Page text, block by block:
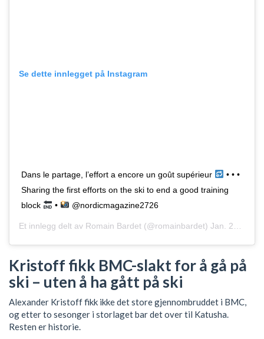
Se dette innlegget på Instagram
Dans le partage, l’effort a encore un goût supérieur
• • •
Sharing the first efforts on the ski to end a good training
block
• @nordicmagazine2726
Et innlegg delt av Romain Bardet (@romainbardet) Jan. 27, 2019 kl. 6:53 PST
Kristoff fikk BMC-slakt for å gå på
ski – uten å ha gått på ski
Alexander Kristoff fikk ikke det store gjennombruddet i BMC,
og etter to sesonger i storlaget bar det over til Katusha.
Resten er historie.